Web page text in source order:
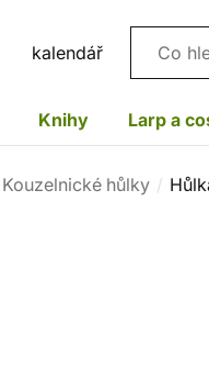
kalendář
Knihy Larp a
Kouzelnické hůlky